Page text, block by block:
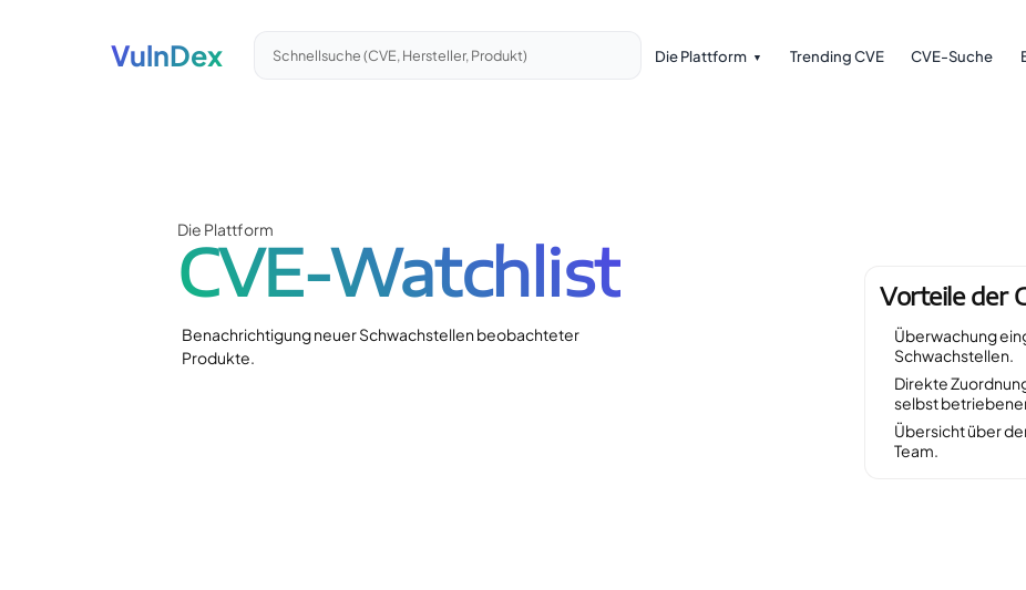
VulnDex Schnellsuche (CVE, Hersteller, Produkt) Die Plattform Trending CVE CVE-Suche
Die Plattform
CVE-Watchlist
Benachrichtigung neuer Schwachstellen beobachteter
Produkte.
Vorteile der
Überwachung
Schwachstellen.
Direkte
selbst
Übersicht über
Team.